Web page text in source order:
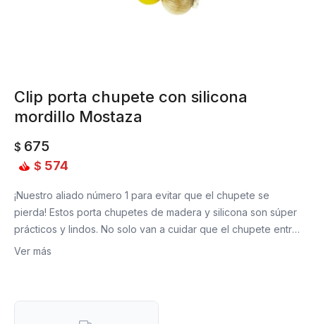
Clip porta chupete con silicona
mordillo Mostaza
$ 675
$ 574
¡Nuestro aliado número 1 para evitar que el chupete se
pierda! Estos porta chupetes de madera y silicona son súper
prácticos y lindos. No solo van a cuidar que el chupete entre
en contacto con el piso, sino que además va a vestir a tu
Ver más